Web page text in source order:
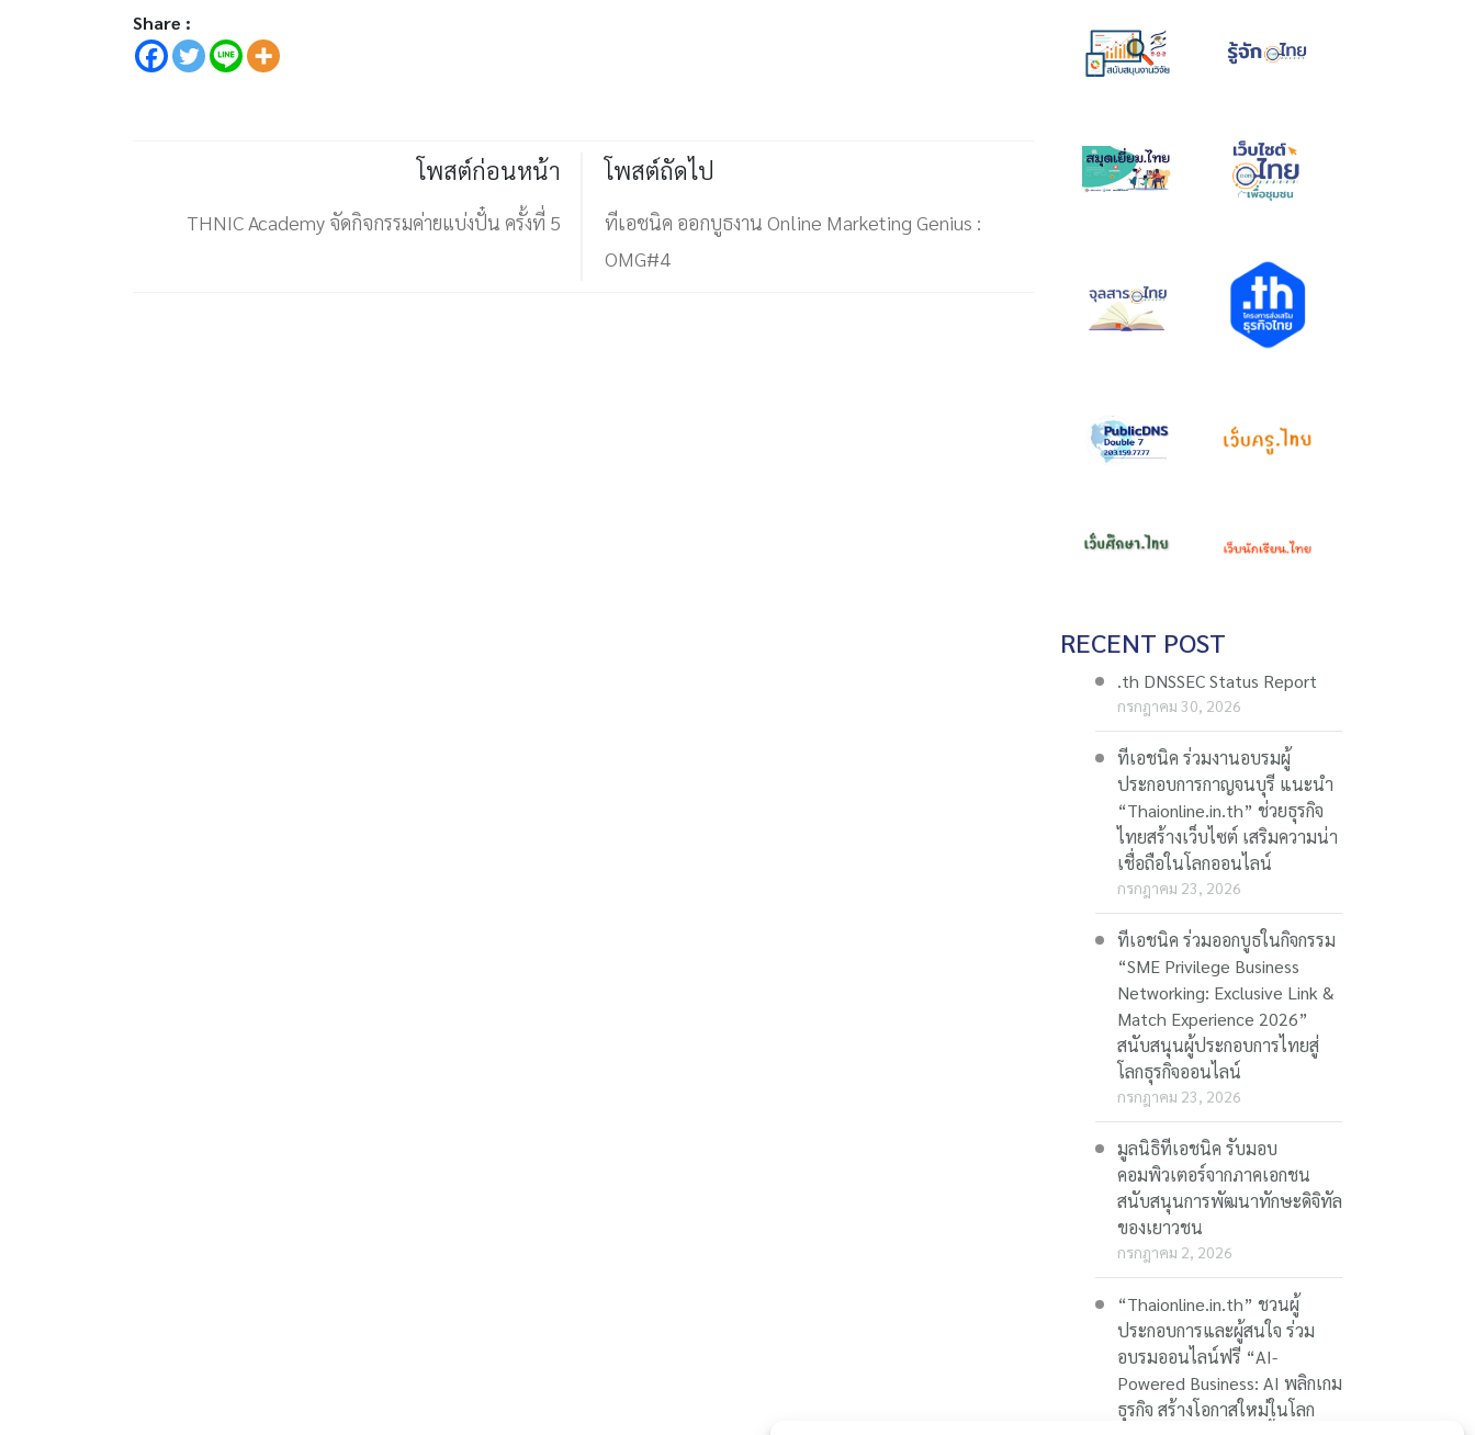
Share :
โพสต์ก่อนหน้า
THNIC Academy จัดกิจกรรมค่ายแบ่งปั๋น ครั้งที่ 5
โพสต์ถัดไป
ทีเอชนิค ออกบูธงาน Online Marketing Genius :
OMG#4
RECENT POST
.th DNSSEC Status Report
กรกฎาคม 30, 2026
ทีเอชนิค ร่วมงานอบรมผู้
ประกอบการกาญจนบุรี แนะนำ
“Thaionline.in.th” ช่วยธุรกิจ
ไทยสร้างเว็บไซต์ เสริมความน่า
เชื่อถือในโลกออนไลน์
กรกฎาคม 23, 2026
ทีเอชนิค ร่วมออกบูธในกิจกรรม
“SME Privilege Business
Networking: Exclusive Link &
Match Experience 2026”
สนับสนุนผู้ประกอบการไทยสู่
โลกธุรกิจออนไลน์
กรกฎาคม 23, 2026
มูลนิธิทีเอชนิค รับมอบ
คอมพิวเตอร์จากภาคเอกชน
สนับสนุนการพัฒนาทักษะดิจิทัล
ของเยาวชน
กรกฎาคม 2, 2026
“Thaionline.in.th” ชวนผู้
ประกอบการและผู้สนใจ ร่วม
อบรมออนไลน์ฟรี “AI-
Powered Business: AI พลิกเกม
ธุรกิจ สร้างโอกาสใหม่ในโลก